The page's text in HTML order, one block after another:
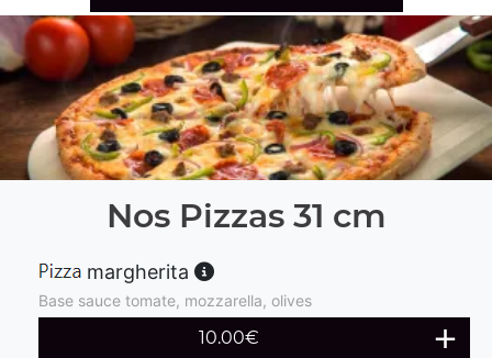
Nos Pizzas 31 cm
margherita
Base sauce tomate, mozzarella, olives
10.00€